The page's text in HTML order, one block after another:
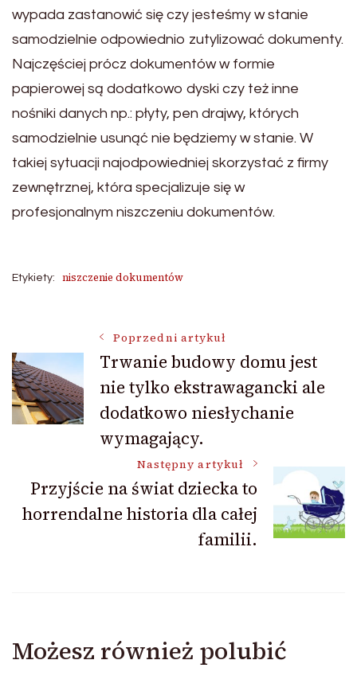
wypada zastanowić się czy jesteśmy w stanie
samodzielnie odpowiednio zutylizować dokumenty.
Najczęściej prócz dokumentów w formie
papierowej są dodatkowo dyski czy też inne
nośniki danych np.: płyty, pen drajwy, których
samodzielnie usunąć nie będziemy w stanie. W
takiej sytuacji najodpowiedniej skorzystać z firmy
zewnętrznej, która specjalizuje się w
profesjonalnym niszczeniu dokumentów.
Etykiety: niszczenie dokumentów
Nawigacja
wpisu
Poprzedni artykuł
Trwanie budowy domu jest
nie tylko ekstrawagancki ale
dodatkowo niesłychanie
wymagający.
Następny artykuł
Przyjście na świat dziecka to
horrendalne historia dla całej
familii.
Możesz również polubić